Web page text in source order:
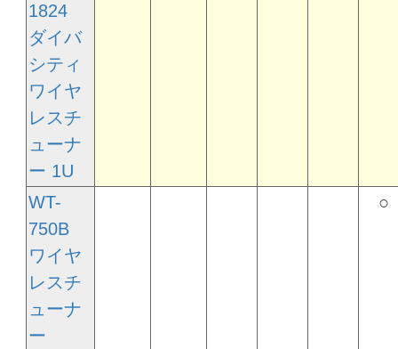
1824
ダイバ
シティ
ワイヤ
レスチ
ューナ
ー 1U
WT-
750B
ワイヤ
レスチ
ューナ
ー
○